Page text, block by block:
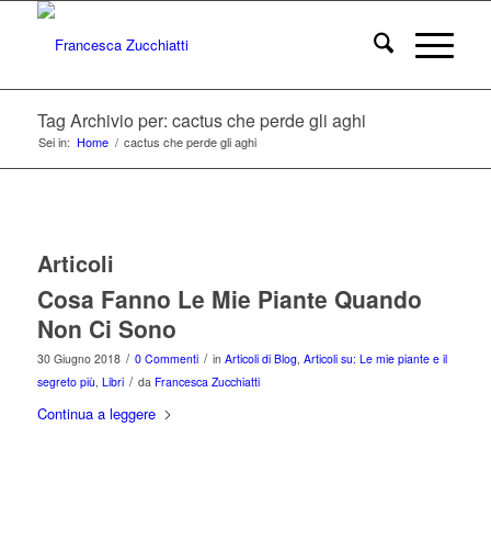
Tag Archivio per: cactus che perde gli aghi
Sei in: Home / cactus che perde gli aghi
Articoli
Cosa Fanno Le Mie Piante Quando
Non Ci Sono
30 Giugno 2018 / 0 Commenti / in Articoli di Blog, Articoli su: Le mie piante e il
segreto più, Libri / da Francesca Zucchiatti
Continua a leggere